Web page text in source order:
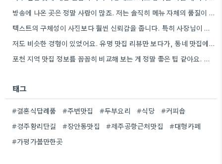
방송에 나온 곳은 정말 사람이 많죠. 저는 솔직히 메뉴 자체의 품질이 더 중요하다고 생각해요.
텍스트의 구체성이 사진보다 훨씬 신뢰감을 줍니다. 특히 사장님이 직접 요리하는 곳을 찾는 게 좋은 전략인…
저도 비슷한 경험이 있었어요. 유명 맛집 리뷰만 보다가, 동네 맛집에서 훨씬 더 맛있는 음식을 먹고…
포천 지역 맛집 정보를 꼼꼼히 비교해 보는 게 정말 좋은 팁 같아요. 특히 커뮤니티 언급…
태그
#결혼식답례품 #주변맛집 #두부요리 #식당
#커피숍
#경주황리단길
#장안동맛집 #제주공항근처맛집
#대형카페
#가평가볼만한곳